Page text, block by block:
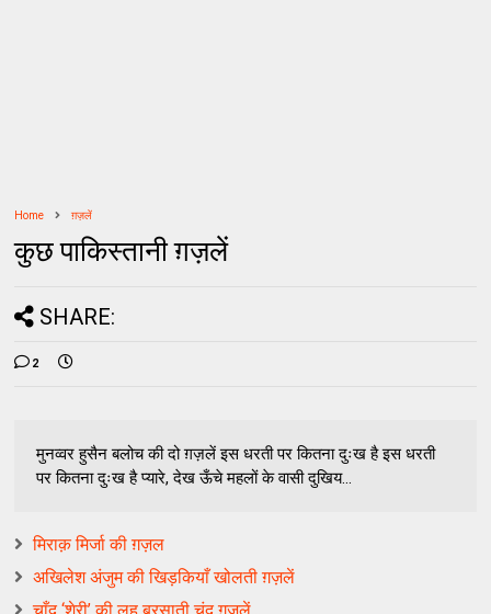
Home ग़ज़लें
कुछ पाकिस्तानी ग़ज़लें
SHARE:
2
मुनव्वर हुसैन बलोच की दो ग़ज़लें इस धरती पर कितना दुःख है इस धरती
पर कितना दुःख है प्यारे, देख ऊँचे महलों के वासी दुखिय...
मिराक़ मिर्जा की ग़ज़ल
अखिलेश अंजुम की खिड़कियाँ खोलती ग़ज़लें